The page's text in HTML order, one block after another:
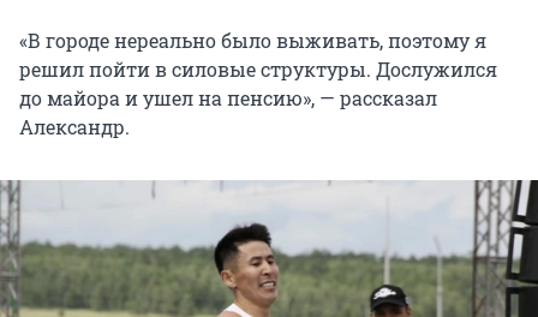
«В городе нереально было выживать, поэтому я
решил пойти в силовые структуры. Дослужился
до майора и ушел на пенсию», — рассказал
Александр.